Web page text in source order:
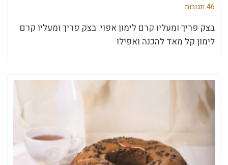
46 תגובות
בצק פריך ומעליו קרם לימון אפוי. בצק פריך ומעליו קרם
לימון קל מאד להכנה ואפילו